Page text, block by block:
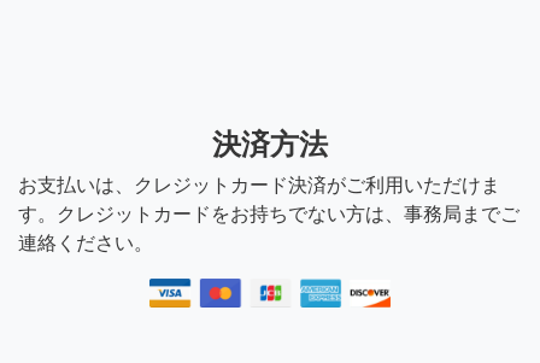
決済方法
お支払いは、クレジットカード決済がご利用いただけま
す。クレジットカードをお持ちでない方は、事務局までご
連絡ください。